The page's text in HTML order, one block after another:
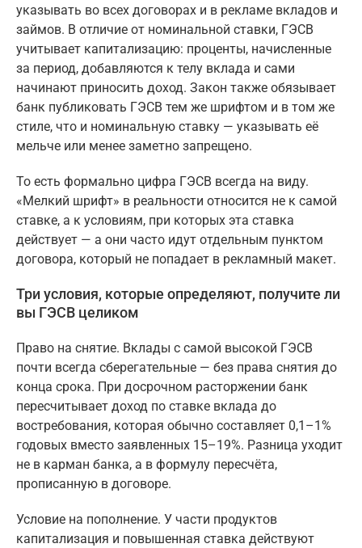
указывать во всех договорах и в рекламе вкладов и
займов. В отличие от номинальной ставки, ГЭСВ
учитывает капитализацию: проценты, начисленные
за период, добавляются к телу вклада и сами
начинают приносить доход. Закон также обязывает
банк публиковать ГЭСВ тем же шрифтом и в том же
стиле, что и номинальную ставку — указывать её
мельче или менее заметно запрещено.
То есть формально цифра ГЭСВ всегда на виду.
«Мелкий шрифт» в реальности относится не к самой
ставке, а к условиям, при которых эта ставка
действует — а они часто идут отдельным пунктом
договора, который не попадает в рекламный макет.
Три условия, которые определяют, получите ли
вы ГЭСВ целиком
Право на снятие. Вклады с самой высокой ГЭСВ
почти всегда сберегательные — без права снятия до
конца срока. При досрочном расторжении банк
пересчитывает доход по ставке вклада до
востребования, которая обычно составляет 0,1–1%
годовых вместо заявленных 15–19%. Разница уходит
не в карман банка, а в формулу пересчёта,
прописанную в договоре.
Условие на пополнение. У части продуктов
капитализация и повышенная ставка действуют